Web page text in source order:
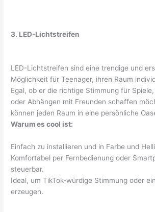
3. LED-Lichtstreifen
LED-Lichtstreifen sind eine trendige und
Möglichkeit für Teenager, ihren Raum
Egal, ob er die richtige Stimmung für
oder Abhängen mit Freunden schaffen
können jeden Raum in eine persönliche
Warum es cool ist:
Einfach zu installieren und in Farbe und
Komfortabel per Fernbedienung oder
steuerbar.
Ideal, um TikTok-würdige Stimmung oder
erzeugen.